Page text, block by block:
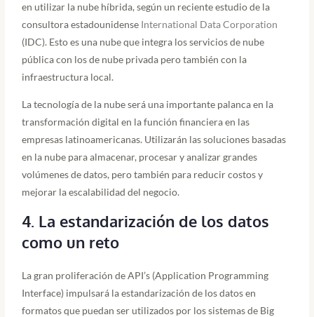
en utilizar la nube híbrida, según un reciente estudio de la
consultora estadounidense International Data Corporation
(IDC). Esto es una nube que integra los servicios de nube
pública con los de nube privada pero también con la
infraestructura local.
La tecnología de la nube será una importante palanca en la
transformación digital en la función financiera en las
empresas latinoamericanas. Utilizarán las soluciones basadas
en la nube para almacenar, procesar y analizar grandes
volúmenes de datos, pero también para reducir costos y
mejorar la escalabilidad del negocio.
4. La estandarización de los datos
como un reto
La gran proliferación de API’s (Application Programming
Interface) impulsará la estandarización de los datos en
formatos que puedan ser utilizados por los sistemas de Big